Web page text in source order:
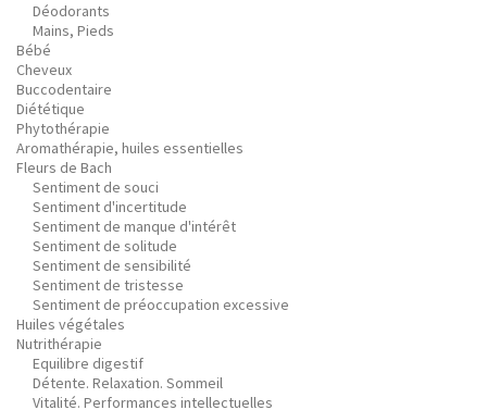
Déodorants
Mains, Pieds
Bébé
Cheveux
Buccodentaire
Diététique
Phytothérapie
Aromathérapie, huiles essentielles
Fleurs de Bach
Sentiment de souci
Sentiment d'incertitude
Sentiment de manque d'intérêt
Sentiment de solitude
Sentiment de sensibilité
Sentiment de tristesse
Sentiment de préoccupation excessive
Huiles végétales
Nutrithérapie
Equilibre digestif
Détente. Relaxation. Sommeil
Vitalité. Performances intellectuelles